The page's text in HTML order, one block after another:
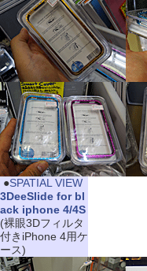
●SPATIAL VIEW
3DeeSlide for bl
ack iphone 4/4S
(裸眼3Dフィルタ
付きiPhone 4用ケ
ース)